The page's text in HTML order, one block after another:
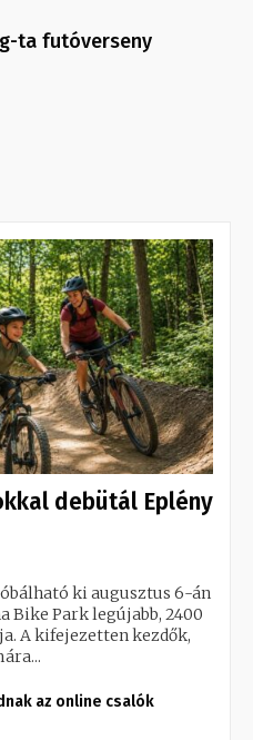
ta futóverseny
debütál Eplény
ki augusztus 6-án
Bike Park legújabb, 2400
A kifejezetten kezdők,
az online csalók